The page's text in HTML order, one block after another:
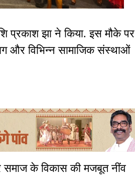
प्रकाश झा ने किया. इस मौके पर
और विभिन्न सामाजिक संस्थाओं
समाज के विकास की मजबूत नींव